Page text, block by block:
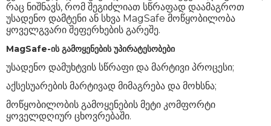
რაც ნიშნავს, რომ შეგიძლიათ სწრაფად დაამაგროთ
უსადენო დამტენი ან სხვა MagSafe მოწყობილობა
ყოველგვარი შეფერხების გარეშე.
MagSafe-ის გამოყენების უპირატესობები
უსადენო დამუხტვის სწრაფი და მარტივი პროცესი;
აქსესუარების მარტივად მიმაგრება და მოხსნა;
მოწყობილობის გამოყენების მეტი კომფორტი
ყოველდღიურ ცხოვრებაში.